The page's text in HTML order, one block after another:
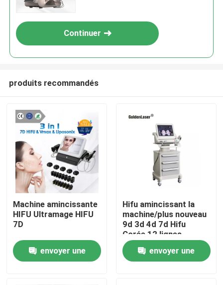
Maison
Produits
Continuer
produits recommandés
Machine amincissante
HIFU Ultramage HIFU
7D
envoyer une
Hifu amincissant la
machine/plus nouveau
9d 3d 4d 7d Hifu
Corée 12 lignes
usinent le visage et le
corps envoyer une